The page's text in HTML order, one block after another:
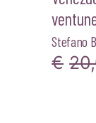
Stefano
€